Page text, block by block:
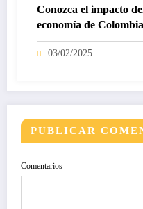
Conozca el impacto
economía de Colombia
03/02/2025
PUBLICAR
Comentarios